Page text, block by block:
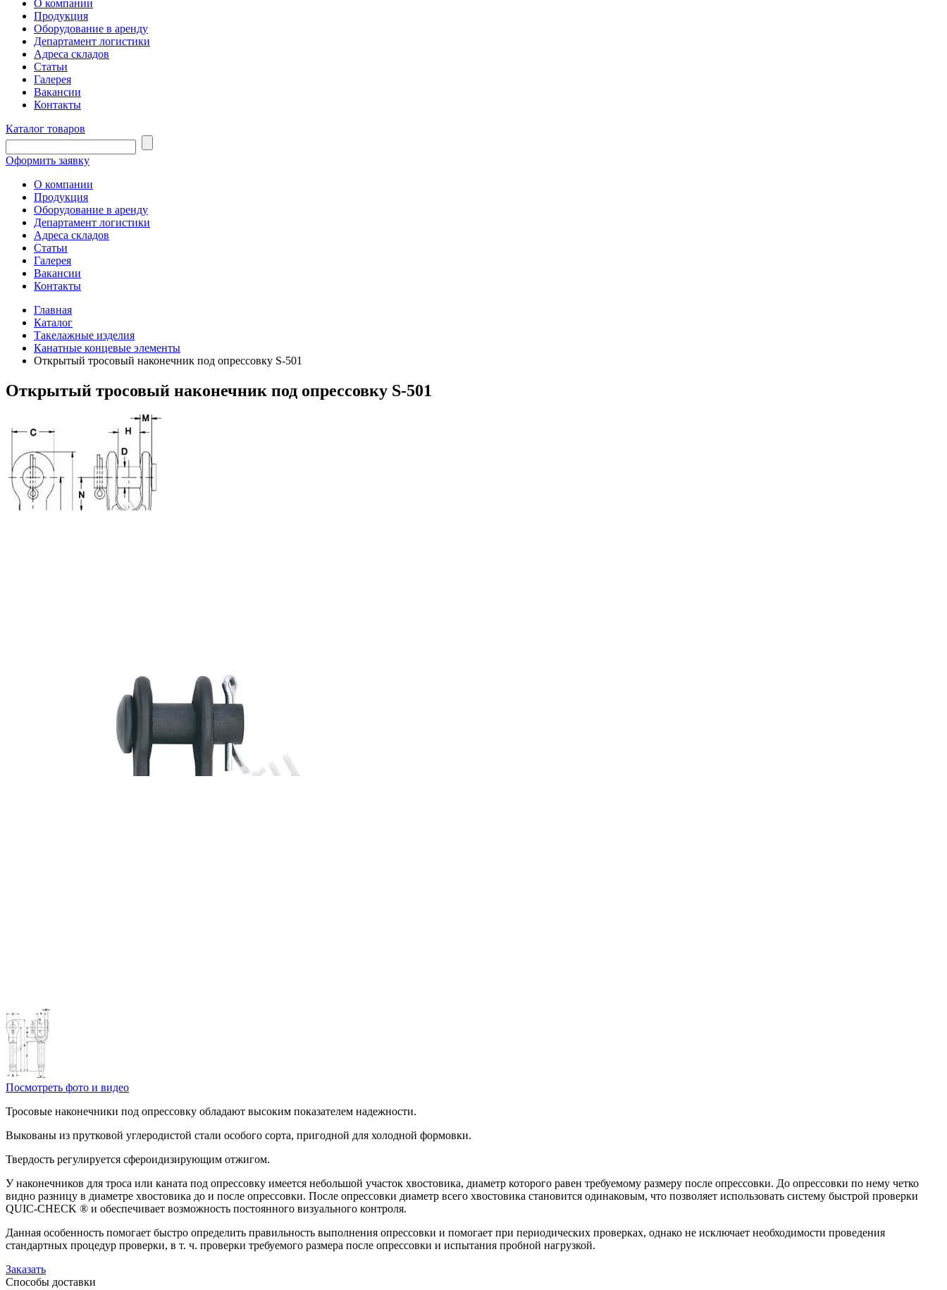
О компании
Продукция
Оборудование в аренду
Департамент логистики
Адреса складов
Статьи
Галерея
Вакансии
Контакты
Каталог товаров
Оформить заявку
О компании
Продукция
Оборудование в аренду
Департамент логистики
Адреса складов
Статьи
Галерея
Вакансии
Контакты
Главная
Каталог
Такелажные изделия
Канатные концевые элементы
Открытый тросовый наконечник под опрессовку S-501
Открытый тросовый наконечник под опрессовку S-501
Посмотреть фото и видео
Тросовые наконечники под опрессовку обладают высоким показателем надежности.
Выкованы из прутковой углеродистой стали особого сорта, пригодной для холодной формовки.
Твердость регулируется сфероидизирующим отжигом.
У наконечников для троса или каната под опрессовку имеется небольшой участок хвостовика, диаметр которого равен требуемому размеру после опрессовки. До опрессовки по нему четко
видно разницу в диаметре хвостовика до и после опрессовки. После опрессовки диаметр всего хвостовика становится одинаковым, что позволяет использовать систему быстрой проверки
QUIC-CHECK ® и обеспечивает возможность постоянного визуального контроля.
Данная особенность помогает быстро определить правильность выполнения опрессовки и помогает при периодических проверках, однако не исключает необходимости проведения
стандартных процедур проверки, в т. ч. проверки требуемого размера после опрессовки и испытания пробной нагрузкой.
Заказать
Способы доставки